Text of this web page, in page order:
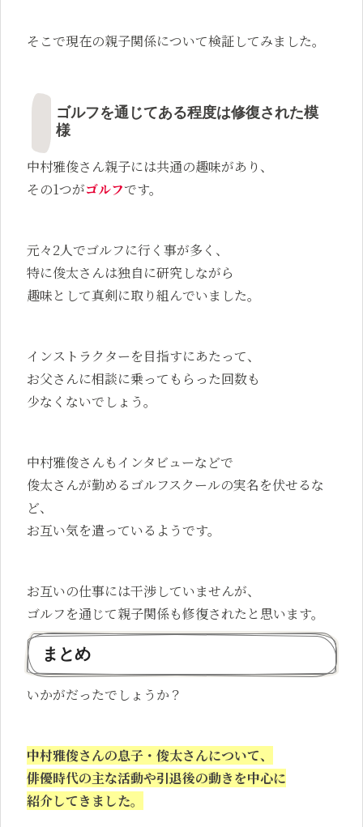
そこで現在の親子関係について検証してみました。
ゴルフを通じてある程度は修復された模
様
中村雅俊さん親子には共通の趣味があり、
その1つがゴルフです。
元々2人でゴルフに行く事が多く、
特に俊太さんは独自に研究しながら
趣味として真剣に取り組んでいました。
インストラクターを目指すにあたって、
お父さんに相談に乗ってもらった回数も
少なくないでしょう。
中村雅俊さんもインタビューなどで
俊太さんが勤めるゴルフスクールの実名を伏せるな
ど、
お互い気を遣っているようです。
お互いの仕事には干渉していませんが、
ゴルフを通じて親子関係も修復されたと思います。
まとめ
いかがだったでしょうか？
中村雅俊さんの息子・俊太さんについて、
俳優時代の主な活動や引退後の動きを中心に
紹介してきました。